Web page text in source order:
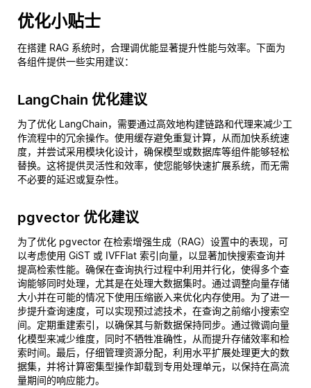
优化小贴士
在搭建 RAG 系统时，合理调优能显著提升性能与效率。下面为
各组件提供一些实用建议：
LangChain 优化建议
为了优化 LangChain，需要通过高效地构建链路和代理来减少工
作流程中的冗余操作。使用缓存避免重复计算，从而加快系统速
度，并尝试采用模块化设计，确保模型或数据库等组件能够轻松
替换。这将提供灵活性和效率，使您能够快速扩展系统，而无需
不必要的延迟或复杂性。
pgvector 优化建议
为了优化 pgvector 在检索增强生成（RAG）设置中的表现，可
以考虑使用 GiST 或 IVFFlat 索引向量，以显著加快搜索查询并
提高检索性能。确保在查询执行过程中利用并行化，使得多个查
询能够同时处理，尤其是在处理大数据集时。通过调整向量存储
大小并在可能的情况下使用压缩嵌入来优化内存使用。为了进一
步提升查询速度，可以实现预过滤技术，在查询之前缩小搜索空
间。定期重建索引，以确保其与新数据保持同步。通过微调向量
化模型来减少维度，同时不牺牲准确性，从而提升存储效率和检
索时间。最后，仔细管理资源分配，利用水平扩展处理更大的数
据集，并将计算密集型操作卸载到专用处理单元，以保持在高流
量期间的响应能力。